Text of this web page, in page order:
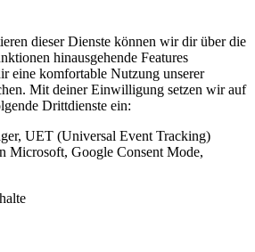
dieser Dienste können wir dir über die
hinausgehende Features
eine komfortable Nutzung unserer
Mit deiner Einwilligung setzen wir auf
Drittdienste ein:
UET (Universal Event Tracking)
Microsoft, Google Consent Mode,